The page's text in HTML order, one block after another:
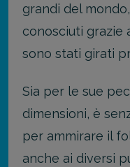
grandi del
conosciuti grazie
sono stati girati
Sia per le sue
dimensioni, è
per ammirare il
anche ai diversi